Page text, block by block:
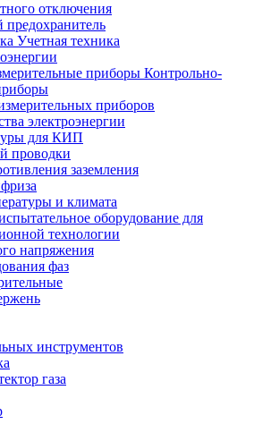
отключения
Учетная техника
Контрольно-
приборов
электроэнергии
для КИП
проводки
заземления
и климата
оборудование для
технологии
напряжения
фаз
инструментов
газа